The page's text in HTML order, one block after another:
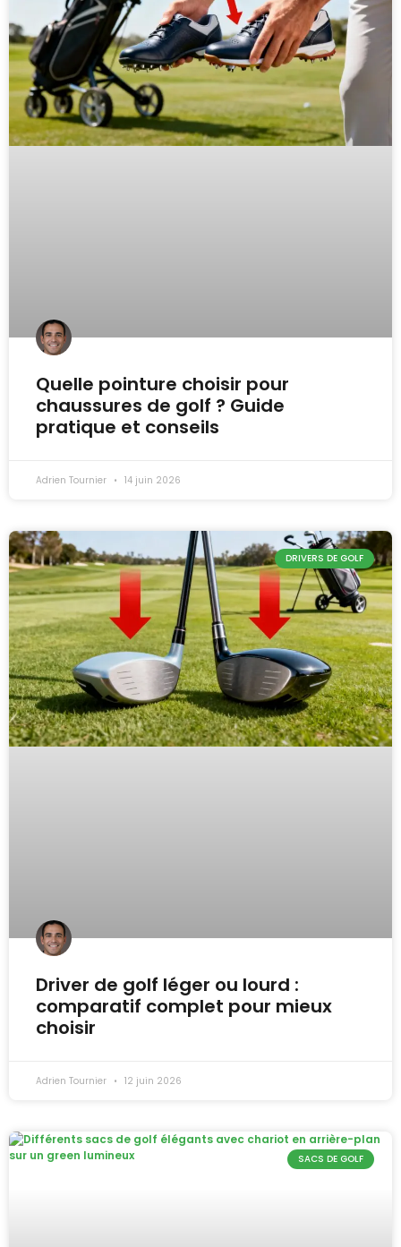
Quelle pointure choisir pour
chaussures de golf ? Guide
pratique et conseils
Adrien Tournier 14 juin 2026
DRIVERS DE GOLF
Driver de golf léger ou lourd :
comparatif complet pour mieux
choisir
Adrien Tournier 12 juin 2026
SACS DE GOLF